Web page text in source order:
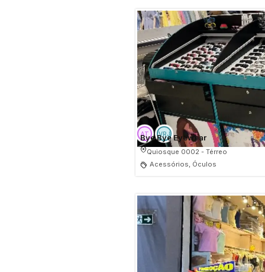
Bye Bye Eyewear
Quiosque 0002 - Térreo
Acessórios, Óculos